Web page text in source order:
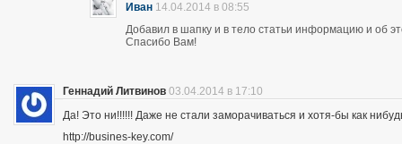
Иван 14.04.2014 в 08:55
Добавил в шапку и в тело статьи информацию и об
Спасибо Вам!
Геннадий Литвинов 03.04.2014 в 17:10
Да! Это ни!!!!!! Даже не стали заморачиваться и хотя-бы как
http://busines-key.com/